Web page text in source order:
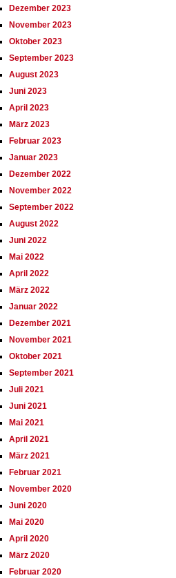
Dezember 2023
November 2023
Oktober 2023
September 2023
August 2023
Juni 2023
April 2023
März 2023
Februar 2023
Januar 2023
Dezember 2022
November 2022
September 2022
August 2022
Juni 2022
Mai 2022
April 2022
März 2022
Januar 2022
Dezember 2021
November 2021
Oktober 2021
September 2021
Juli 2021
Juni 2021
Mai 2021
April 2021
März 2021
Februar 2021
November 2020
Juni 2020
Mai 2020
April 2020
März 2020
Februar 2020